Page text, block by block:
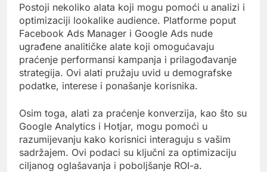
Postoji nekoliko alata koji mogu pomoći u analizi i
optimizaciji lookalike audience. Platforme poput
Facebook Ads Manager i Google Ads nude
ugrađene analitičke alate koji omogućavaju
praćenje performansi kampanja i prilagođavanje
strategija. Ovi alati pružaju uvid u demografske
podatke, interese i ponašanje korisnika.
Osim toga, alati za praćenje konverzija, kao što su
Google Analytics i Hotjar, mogu pomoći u
razumijevanju kako korisnici interaguju s vašim
sadržajem. Ovi podaci su ključni za optimizaciju
ciljanog oglašavanja i poboljšanje ROI-a.